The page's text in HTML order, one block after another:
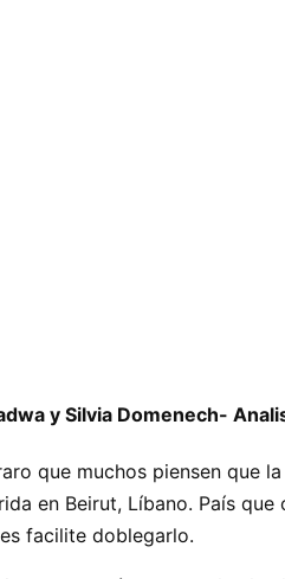
y Silvia Domenech-
que muchos piensen que
en Beirut, Líbano. País
facilite doblegarlo.